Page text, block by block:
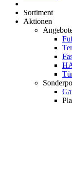
Sortiment
Aktionen